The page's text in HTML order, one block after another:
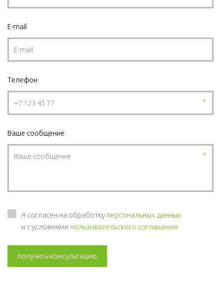
E-mail
Телефон
*
Ваше сообщение
*
Я согласен на обработкуперсональных данных
и с условиями пользовательского соглашения
получить консультацию